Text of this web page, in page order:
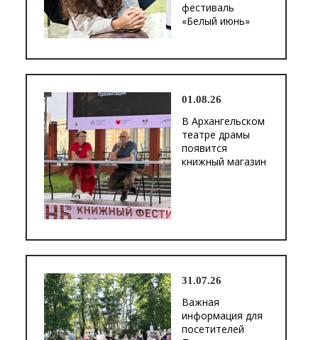
фестиваль
«Белый июнь»
01.08.26
В Архангельском
театре драмы
появится
книжный магазин
31.07.26
Важная
информация для
посетителей